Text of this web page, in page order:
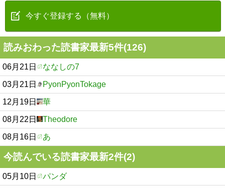
今すぐ登録する（無料）
読みおわった読書家最新5件(126)
06月21日 ななしの7
03月21日 PyonPyonTokage
12月19日 華
08月22日 Theodore
08月16日 あ
今読んでいる読書家最新2件(2)
05月10日 パンダ